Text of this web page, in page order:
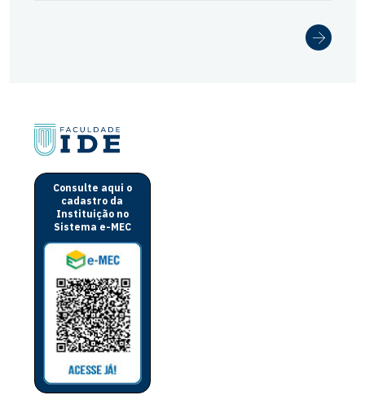
Consulte aqui o
cadastro da
Instituição no
Sistema e-MEC